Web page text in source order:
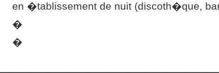
en �tablissement de nuit (discoth�que,
�
�